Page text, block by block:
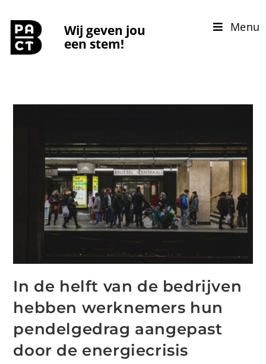
Wij geven jou
een stem!
Menu
In de helft van de bedrijven
hebben werknemers hun
pendelgedrag aangepast
door de energiecrisis